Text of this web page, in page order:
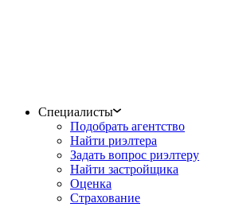
Специалисты
Подобрать агентство
Найти риэлтера
Задать вопрос риэлтеру
Найти застройщика
Оценка
Страхование